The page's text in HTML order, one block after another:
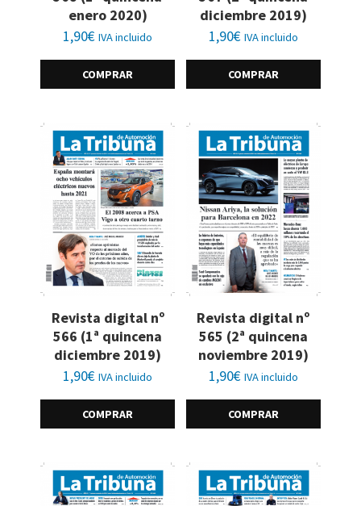
enero 2020)
1,90€ IVA incluido
COMPRAR
diciembre 2019)
1,90€ IVA incluido
COMPRAR
Revista digital nº
566 (1ª quincena
diciembre 2019)
1,90€ IVA incluido
COMPRAR
Revista digital nº
565 (2ª quincena
noviembre 2019)
1,90€ IVA incluido
COMPRAR